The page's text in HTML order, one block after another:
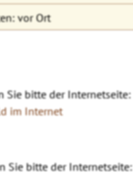
vor Ort
Sie bitte der Internetseite:
im Internet
Sie bitte der Internetseite: